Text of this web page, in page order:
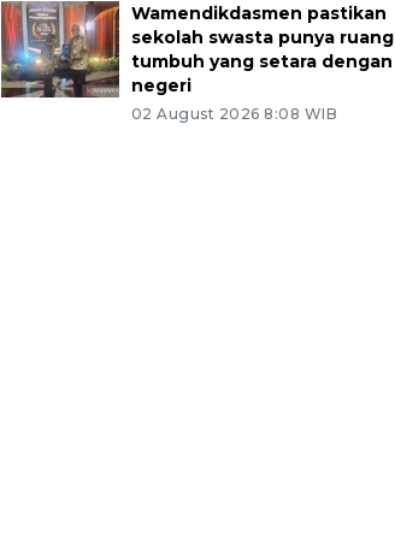
Wamendikdasmen pastikan
sekolah swasta punya ruang
tumbuh yang setara dengan
negeri
02 August 2026 8:08 WIB